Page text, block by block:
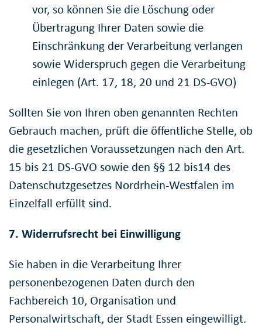
vor, so können Sie die Löschung oder
Übertragung Ihrer Daten sowie die
Einschränkung der Verarbeitung verlangen
sowie Widerspruch gegen die Verarbeitung
einlegen (Art. 17, 18, 20 und 21 DS-GVO)
Sollten Sie von Ihren oben genannten Rechten
Gebrauch machen, prüft die öffentliche Stelle, ob
die gesetzlichen Voraussetzungen nach den Art.
15 bis 21 DS-GVO sowie den §§ 12 bis14 des
Datenschutzgesetzes Nordrhein-Westfalen im
Einzelfall erfüllt sind.
7. Widerrufsrecht bei Einwilligung
Sie haben in die Verarbeitung Ihrer
personenbezogenen Daten durch den
Fachbereich 10, Organisation und
Personalwirtschaft, der Stadt Essen eingewilligt.